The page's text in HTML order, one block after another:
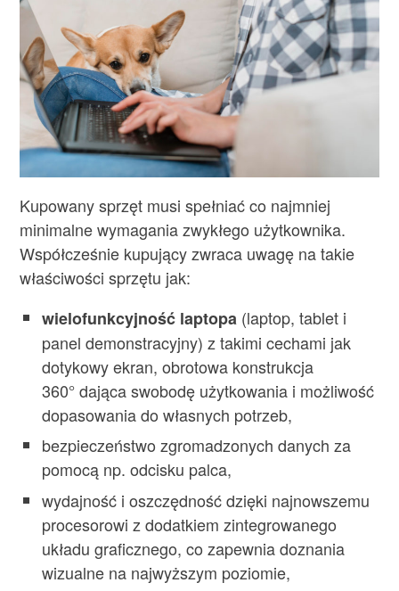
Kupowany sprzęt musi spełniać co najmniej
minimalne wymagania zwykłego użytkownika.
Współcześnie kupujący zwraca uwagę na takie
właściwości sprzętu jak:
wielofunkcyjność laptopa (laptop, tablet i
panel demonstracyjny) z takimi cechami jak
dotykowy ekran, obrotowa konstrukcja
360° dająca swobodę użytkowania i możliwość
dopasowania do własnych potrzeb,
bezpieczeństwo zgromadzonych danych za
pomocą np. odcisku palca,
wydajność i oszczędność dzięki najnowszemu
procesorowi z dodatkiem zintegrowanego
układu graficznego, co zapewnia doznania
wizualne na najwyższym poziomie,